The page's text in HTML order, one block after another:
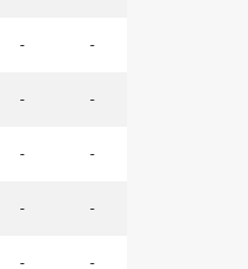
- -
- -
- -
- -
- -